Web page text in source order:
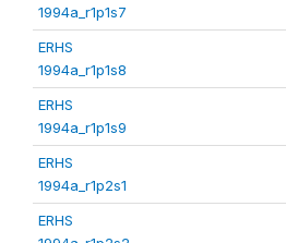
1994a_r1p1s7
ERHS
1994a_r1p1s8
ERHS
1994a_r1p1s9
ERHS
1994a_r1p2s1
ERHS